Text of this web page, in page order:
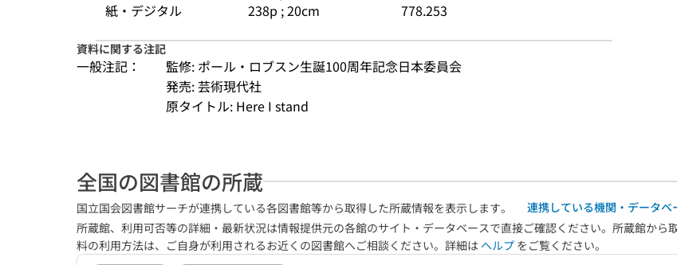
紙・デジタル 238p ; 20cm 778.253
資料に関する注記
一般注記：
監修: ポール・ロブスン生誕100周年記念日本委員会
発売: 芸術現代社
原タイトル: Here I stand
全国の図書館の所蔵
国立国会図書館サーチが連携している各図書館等から取得した所蔵情報を表示します。
連携している機関・データベ
所蔵館、利用可否等の詳細・最新状況は情報提供元の各館のサイト・データベースで直接ご確認ください。所蔵館から
料の利用方法は、ご自身が利用されるお近くの図書館へご相談ください。詳細は ヘルプ をご覧ください。